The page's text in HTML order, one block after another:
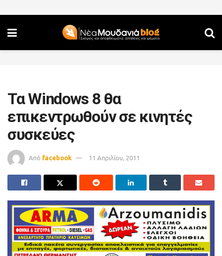
Τα Windows 8 θα
επικεντρωθούν σε κινητές
συσκεύες
Από facebook 11 Απριλίου, 2011